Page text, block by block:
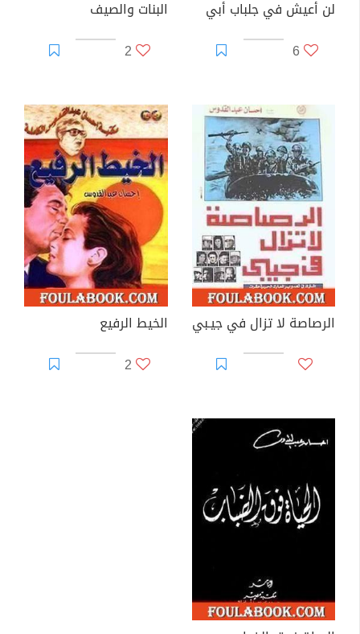
لن أعيش في جلباب أبي
6
البنات والصيف
2
الرصاصة لا تزال في جيـبي
الخيط الرفيع
2